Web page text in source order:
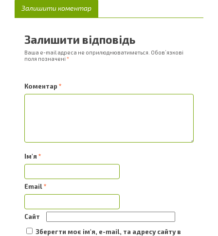
Залишити коментар
Залишити відповідь
Ваша e-mail адреса не оприлюднюватиметься. Обов’язкові
поля позначені *
Коментар *
Ім'я *
Email*
Сайт
Зберегти моє ім'я, e-mail, та адресу сайту в